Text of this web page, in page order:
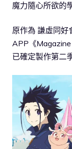
魔力隨心所欲的
原作為 謙虛同好
APP《
已確定製作第二